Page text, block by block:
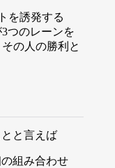
を誘発する
つのレーンを
の人の勝利と
と言えば
組み合わせ